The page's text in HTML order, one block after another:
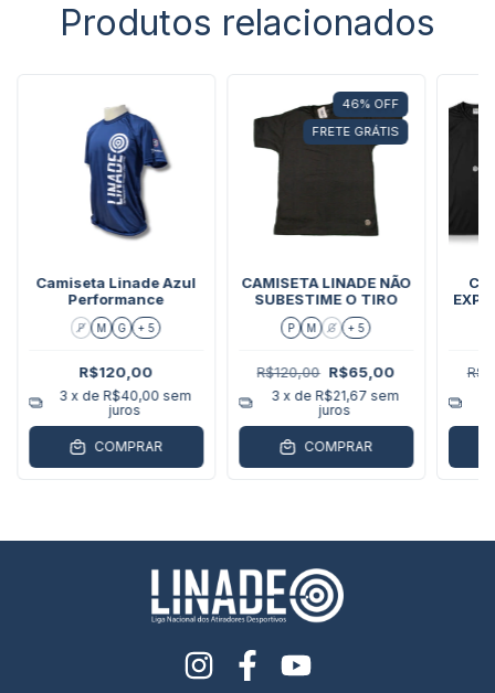
Produtos relacionados
Camiseta Linade Azul
Performance
P M G + 5
R$120,00
3 x de R$40,00 sem
juros
COMPRAR
46% OFF
FRETE GRÁTIS
CAMISETA LINADE NÃO
SUBESTIME O TIRO
P M G + 5
R$120,00 R$65,00
3 x de R$21,67 sem
juros
COMPRAR